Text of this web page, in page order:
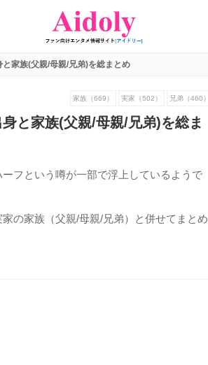
家族(父親/母親/兄弟)を総まとめ
家族（669） 実家（502） 兄弟（460）
と家族(父親/母親/兄弟)を総ま
フという噂が一部で浮上しているようで
の家族（父親/母親/兄弟）と併せてまとめ